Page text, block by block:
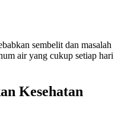
sembelit dan masalah
air yang cukup setiap hari
Kesehatan